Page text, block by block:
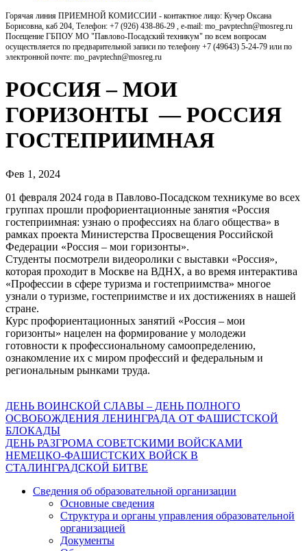
Горячая линия ПРИЕМНОЙ КОМИССИИ - контактное лицо: Кучер Оксана
Борисовна, каб 204, Телефон: +7 (926) 438-86-29 , e-mail: mo_pavptechn@mosreg.ru
Посещение ГБПОУ МО "Павлово-Посадский техникум" по всем вопросам
осуществляется по предварительной записи по телефону +7 (49643) 5-24-79 или по
электронной почте: mo_pavptechn@mosreg.ru
РОССИЯ – МОИ
ГОРИЗОНТЫ — РОССИЯ
ГОСТЕПРИИМНАЯ
Фев 1, 2024
01 февраля 2024 года в Павлово-Посадском техникуме во всех
группах прошли профориентационные занятия «Россия
гостеприимная: узнаю о профессиях на благо общества» в
рамках проекта Министерства Просвещения Российской
Федерации «Россия – мои горизонты».
Студенты посмотрели видеоролики с выставки «Россия»,
которая проходит в Москве на ВДНХ, а во время интерактива
«Профессии в сфере туризма и гостеприимства» многое
узнали о туризме, гостеприимстве и их достижениях в нашей
стране.
Курс профориентационных занятий «Россия – мои
горизонты» нацелен на формирование у молодежи
готовности к профессиональному самоопределению,
ознакомление их с миром профессий и федеральным и
региональным рынками труда.
Навигация
по
записям
ДЕНЬ ВОИНСКОЙ СЛАВЫ – ДЕНЬ ПОЛНОГО
ОСВОБОЖДЕНИЯ ЛЕНИНГРАДА ОТ ФАШИСТСКОЙ
БЛОКАДЫ
ДЕНЬ РАЗГРОМА СОВЕТСКИМИ ВОЙСКАМИ
НЕМЕЦКО-ФАШИСТСКИХ ВОЙСК В
СТАЛИНГРАДСКОЙ БИТВЕ
Сведения об образовательной организации
Основные сведения
Структура и органы управления образовательной
организацией
Документы